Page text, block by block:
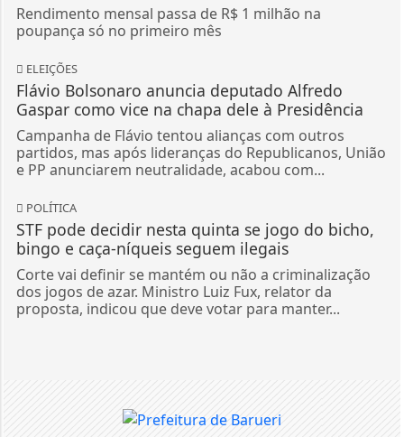
Rendimento mensal passa de R$ 1 milhão na
poupança só no primeiro mês
ELEIÇÕES
Flávio Bolsonaro anuncia deputado Alfredo
Gaspar como vice na chapa dele à Presidência
Campanha de Flávio tentou alianças com outros
partidos, mas após lideranças do Republicanos, União
e PP anunciarem neutralidade, acabou com...
POLÍTICA
STF pode decidir nesta quinta se jogo do bicho,
bingo e caça-níqueis seguem ilegais
Corte vai definir se mantém ou não a criminalização
dos jogos de azar. Ministro Luiz Fux, relator da
proposta, indicou que deve votar para manter...